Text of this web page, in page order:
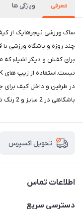
معرفی ویژگی ها
ساک ورزشی نیچرهایک از
چند روزه و باشگاه ورزشی
برای کفش و دیگر اشیاء که
در طرفین و داخل کیف
باشگاهی در 2 سایز و 2 رنگ در فروشگاه پاییز کمپ موجود می باشد.
تحویل اکسپرس
اطلاعات تماس
02166456492 - 09121933405
دسترسی سریع